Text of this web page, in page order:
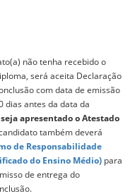
não tenha recebido o
será aceita Declaração
com data de emissão
dias antes da data da
seja apresentado o Atestado
candidato também deverá
de Responsabilidade
do Ensino Médio) para
de entrega do